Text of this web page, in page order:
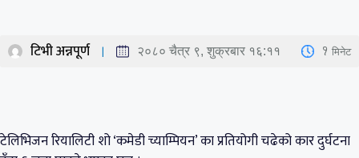
टिभी अन्नपूर्ण २०८० चैत्र ९, शुक्रबार १६:११ 1 मिनेट
टेलिभिजन रियालिटी शो ‘कमेडी च्याम्पियन’ का प्रतियोगी चढेको कार दुर्घटना